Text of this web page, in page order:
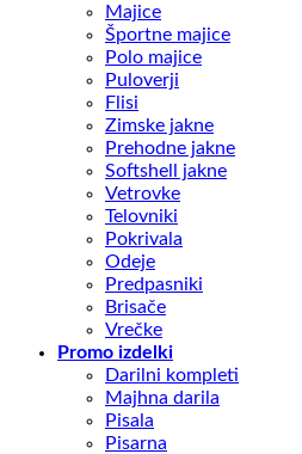
Majice
Športne majice
Polo majice
Puloverji
Flisi
Zimske jakne
Prehodne jakne
Softshell jakne
Vetrovke
Telovniki
Pokrivala
Odeje
Predpasniki
Brisače
Vrečke
Promo izdelki
Darilni kompleti
Majhna darila
Pisala
Pisarna